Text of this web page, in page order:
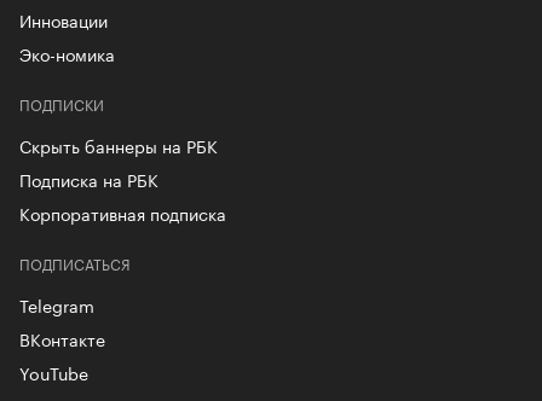
Инновации
Эко-номика
ПОДПИСКИ
Скрыть баннеры на РБК
Подписка на РБК
Корпоративная подписка
ПОДПИСАТЬСЯ
Telegram
ВКонтакте
YouTube